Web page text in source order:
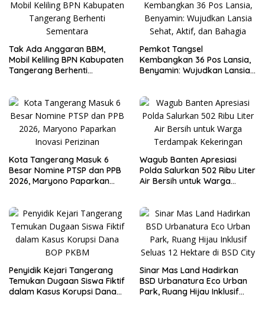
Tak Ada Anggaran BBM,
Mobil Keliling BPN Kabupaten
Tangerang Berhenti
Pemkot Tangsel
Kembangkan 36 Pos Lansia,
Benyamin: Wujudkan Lansia
Kota Tangerang Masuk 6
Besar Nomine PTSP dan PPB
2026, Maryono Paparkan
Wagub Banten Apresiasi
Polda Salurkan 502 Ribu Liter
Air Bersih untuk Warga
Penyidik Kejari Tangerang
Temukan Dugaan Siswa Fiktif
dalam Kasus Korupsi Dana
Sinar Mas Land Hadirkan
BSD Urbanatura Eco Urban
Park, Ruang Hijau Inklusif